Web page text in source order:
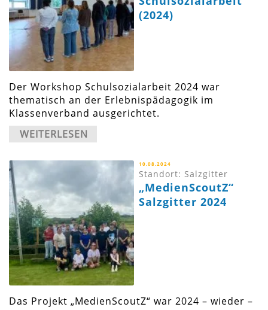
(2024)
Der Workshop Schulsozialarbeit 2024 war
thematisch an der Erlebnispädagogik im
Klassenverband ausgerichtet.
WEITERLESEN
10.08.2024
Standort: Salzgitter
„MedienScoutZ“
Salzgitter 2024
Das Projekt „MedienScoutZ“ war 2024 – wieder –